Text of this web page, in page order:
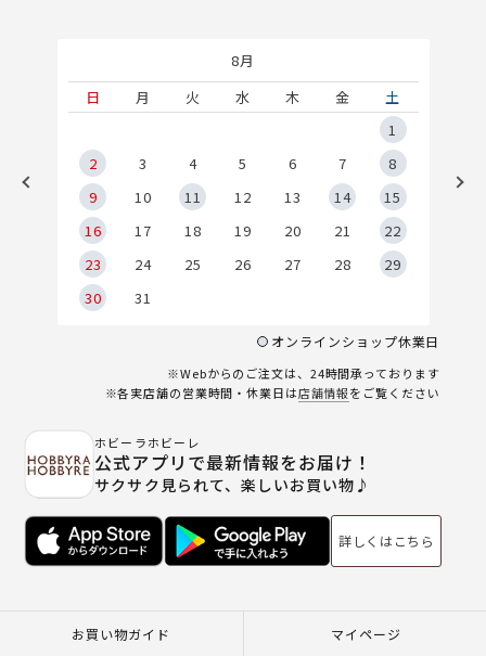
8月
日
月 火 水 木 金
土
1
2
3 4 5 6 7
8
9
10 11 12 13 14
15
16
17 18 19 20 21
22
23
24 25 26 27 28
29
30
31
オンラインショップ休業日
※Webからのご注文は、24時間承っております
※各実店舗の営業時間・休業日は店舗情報をご覧ください
ホビーラホビーレ
公式アプリで最新情報をお届け！
サクサク見られて、楽しいお買い物♪
詳しくはこちら
お買い物ガイド マイページ